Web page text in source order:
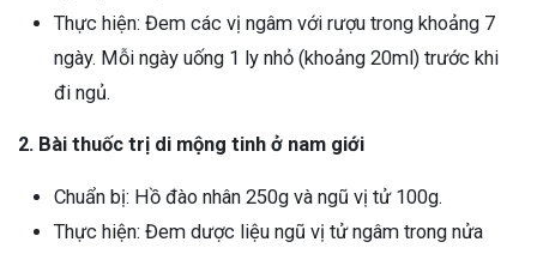
Thực hiện: Đem các vị ngâm với rượu trong khoảng 7
ngày. Mỗi ngày uống 1 ly nhỏ (khoảng 20ml) trước khi
đi ngủ.
2. Bài thuốc trị di mộng tinh ở nam giới
Chuẩn bị: Hồ đào nhân 250g và ngũ vị tử 100g.
Thực hiện: Đem dược liệu ngũ vị tử ngâm trong nửa